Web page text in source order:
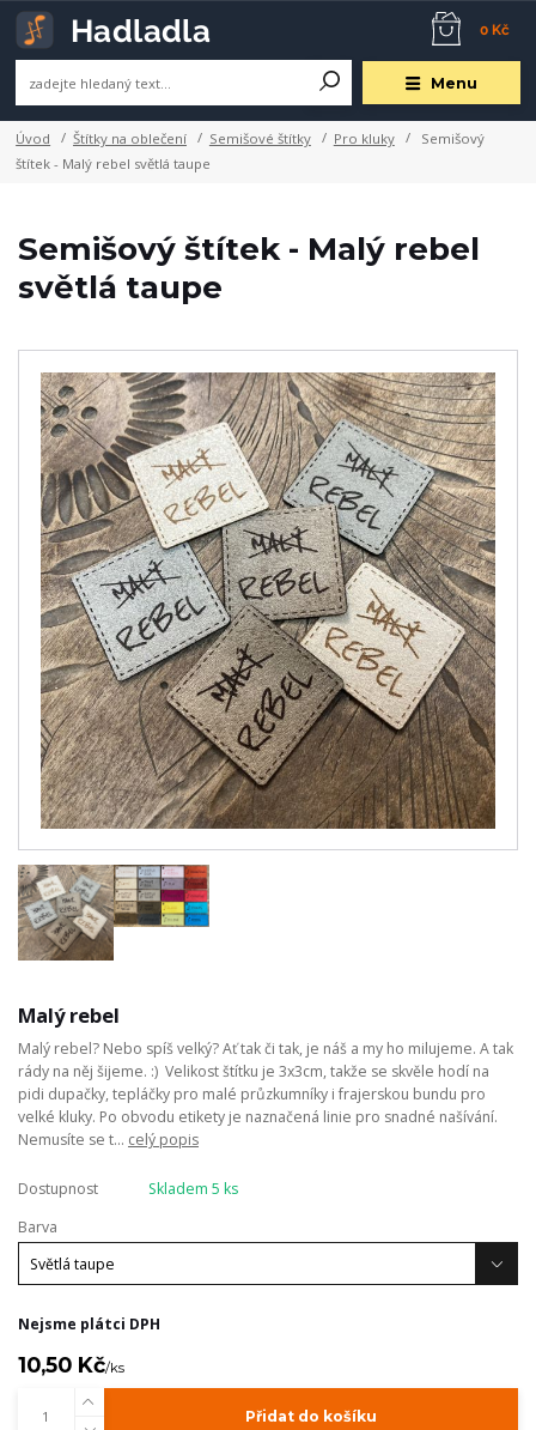
Menu
0 Kč
Úvod Štítky na oblečení Semišové štítky Pro kluky
Semišový
štítek - Malý rebel světlá taupe
Semišový štítek - Malý rebel
světlá taupe
Malý rebel
Malý rebel? Nebo spíš velký? Ať tak či tak, je náš a my ho milujeme. A tak
rády na něj šijeme. :) Velikost štítku je 3x3cm, takže se skvěle hodí na
pidi dupačky, tepláčky pro malé průzkumníky i frajerskou bundu pro
velké kluky. Po obvodu etikety je naznačená linie pro snadné našívání.
Nemusíte se t... celý popis
Dostupnost
Skladem 5 ks
Barva
Nejsme plátci DPH
10,50 Kč/ks
Přidat do košíku